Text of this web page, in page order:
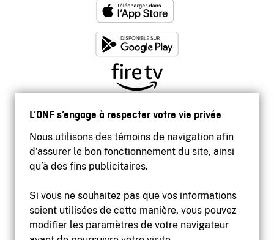
L’ONF s’engage à respecter votre vie privée
Nous utilisons des témoins de navigation afin
d’assurer le bon fonctionnement du site, ainsi
qu’à des fins publicitaires.
Si vous ne souhaitez pas que vos informations
soient utilisées de cette manière, vous pouvez
modifier les paramètres de votre navigateur
Accessibilité